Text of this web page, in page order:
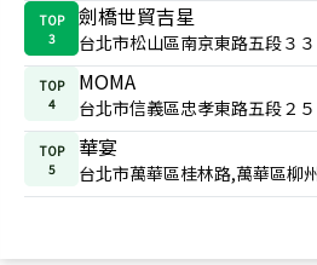
TOP
3
劍橋世貿吉星
台北市松山區南京東路五段３
TOP
4
MOMA
台北市信義區忠孝東路五段２
TOP
5
華宴
台北市萬華區桂林路,萬華區柳